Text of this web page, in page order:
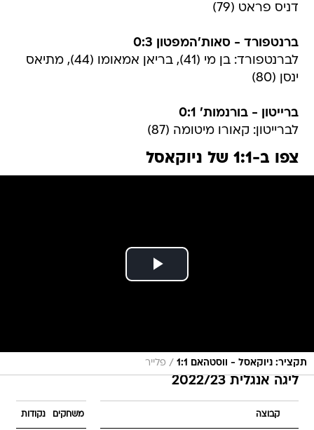
דניס פראט (79)
ברנטפורד - סאות'המפטון 0:3
לברנטפורד: בן מי (41), בריאן אמאומו (44), מתיאס
ינסן (80)
ברייטון - בורנמות' 0:1
לברייטון: קאורו מיטומה (87)
צפו ב-1:1 של ניוקאסל
תקציר: ניוקאסל - ווסטהאם 1:1 / פלייר
ליגה אנגלית 2022/23
קבוצה משחקים נקודות